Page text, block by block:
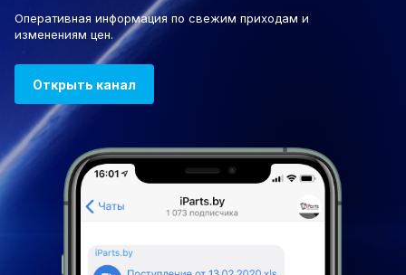
Оперативная информация по свежим приходам и
изменениям цен.
Открыть канал